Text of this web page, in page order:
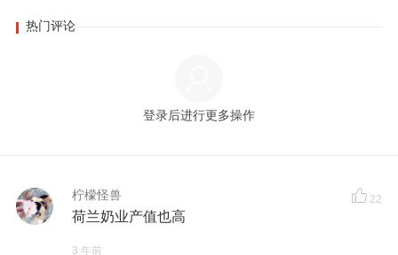
热门评论
登录后进行更多操作
柠檬怪兽 22
荷兰奶业产值也高
3 年前